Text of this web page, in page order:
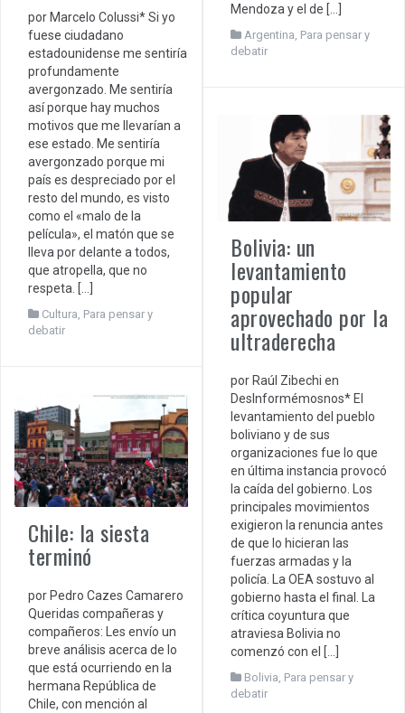
Mendoza y el de […]
Argentina Para pensar y
debatir
por Marcelo Colussi* Si yo
fuese ciudadano
estadounidense me sentiría
profundamente
avergonzado. Me sentiría
así porque hay muchos
motivos que me llevarían a
ese estado. Me sentiría
avergonzado porque mi
país es despreciado por el
resto del mundo, es visto
como el «malo de la
película», el matón que se
lleva por delante a todos,
que atropella, que no
respeta. […]
Cultura Para pensar y
debatir
Bolivia: un
levantamiento
popular
aprovechado por la
ultraderecha
por Raúl Zibechi en
DesInformémosnos* El
levantamiento del pueblo
boliviano y de sus
organizaciones fue lo que
en última instancia provocó
la caída del gobierno. Los
principales movimientos
exigieron la renuncia antes
de que lo hicieran las
fuerzas armadas y la
policía. La OEA sostuvo al
gobierno hasta el final. La
crítica coyuntura que
atraviesa Bolivia no
comenzó con el […]
Bolivia, Para pensar y
debatir
Chile: la siesta
terminó
por Pedro Cazes Camarero
Queridas compañeras y
compañeros: Les envío un
breve análisis acerca de lo
que está ocurriendo en la
hermana República de
Chile, con mención al